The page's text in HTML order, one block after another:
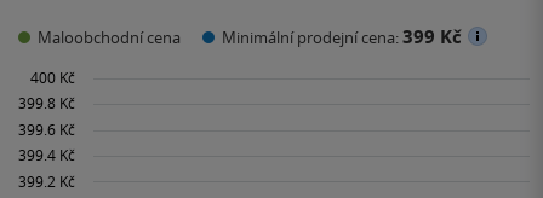
Maloobchodní cena Minimální prodejní cena:399 Kč